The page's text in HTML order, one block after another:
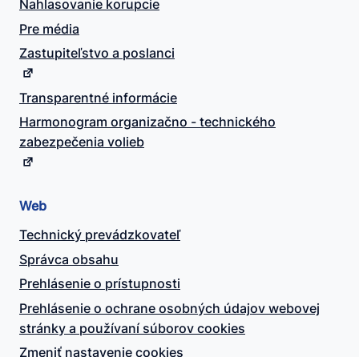
Nahlasovanie korupcie
Pre média
Zastupiteľstvo a poslanci
Transparentné informácie
Harmonogram organizačno - technického
zabezpečenia volieb
Web
Technický prevádzkovateľ
Správca obsahu
Prehlásenie o prístupnosti
Prehlásenie o ochrane osobných údajov webovej
stránky a používaní súborov cookies
Zmeniť nastavenie cookies